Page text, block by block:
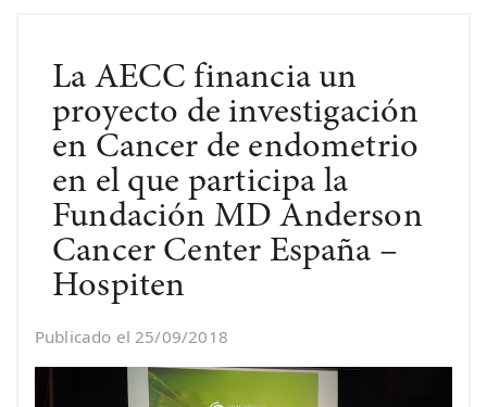
La AECC financia un
proyecto de investigación
en Cancer de endometrio
en el que participa la
Fundación MD Anderson
Cancer Center España –
Hospiten
Publicado el 25/09/2018